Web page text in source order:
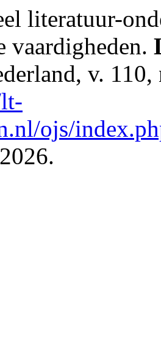
literatuur-
vaardigheden.
v.
ojs/